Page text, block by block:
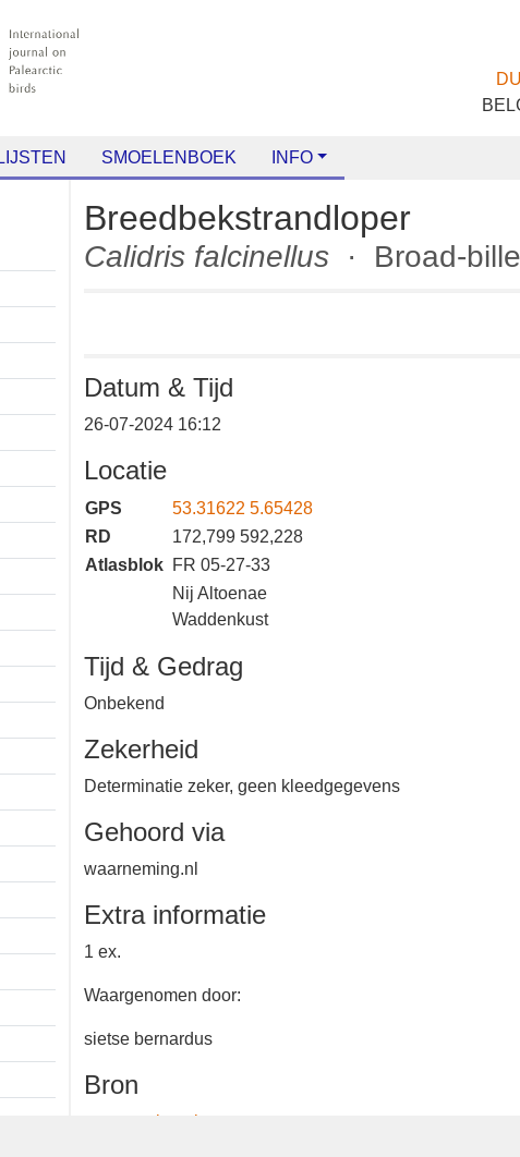
SMOELENBOEK INFO
Breedbekstrandloper
Calidris falcinellus · Broad-
Datum & Tijd
26-07-2024 16:12
Locatie
GPS
53.31622 5.65428
RD
172,799 592,228
Atlasblok FR 05-27-33
Nij Altoenae
Waddenkust
Tijd & Gedrag
Onbekend
Zekerheid
Determinatie zeker, geen
Gehoord via
Extra informatie